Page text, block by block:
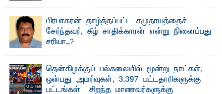
பாண்டிருப்பு ...பிரபாகரன் தாழ்த்தப்பட்ட சமுதாயத்தைச்
சேர்ந்தவர், கீழ் சாதிக்காரன் என்று நினைப்பது
சரியா..?
தென்கிழக்குப் பல்கலையில் மூன்று நாட்கள்,
ஒன்பது அமர்வுகள்; 3,397 பட்டதாரிகளுக்கு
பட்டங்கள் – சிறந்த மாணவர்களுக்கு